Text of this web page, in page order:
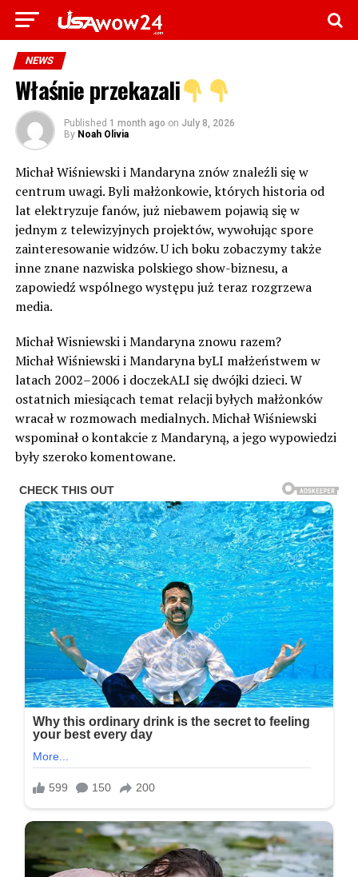
NEWS
Właśnie przekazali
Published 1 month ago on July 8, 2026
By Noah Olivia
Michał Wiśniewski i Mandaryna znów znaleźli się w
centrum uwagi. Byli małżonkowie, których historia od
lat elektryzuje fanów, już niebawem pojawią się w
jednym z telewizyjnych projektów, wywołując spore
zainteresowanie widzów. U ich boku zobaczymy także
inne znane nazwiska polskiego show-biznesu, a
zapowiedź wspólnego występu już teraz rozgrzewa
media.
Michał Wisniewski i Mandaryna znowu razem?
Michał Wiśniewski i Mandaryna byLI małżeństwem w
latach 2002–2006 i doczekALI się dwójki dzieci. W
ostatnich miesiącach temat relacji byłych małżonków
wracał w rozmowach medialnych. Michał Wiśniewski
wspominał o kontakcie z Mandaryną, a jego wypowiedzi
były szeroko komentowane.